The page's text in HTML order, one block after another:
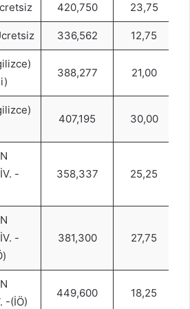
420,750 23,75
336,562 12,75
388,277 21,00
407,195 30,00
-
358,337 25,25
-
381,300 27,75
-(İÖ)
449,600 18,25